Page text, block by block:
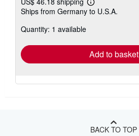
Learn
more
Ships from Germany to U.S.A.
Quantity: 1 available
Add to basket
BACK TO TOP